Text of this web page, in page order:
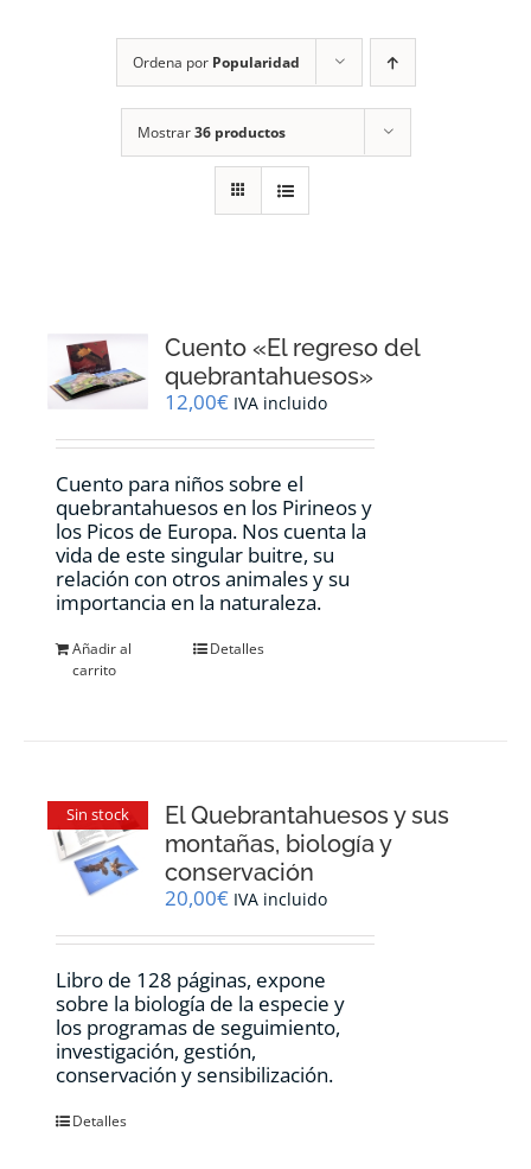
CONTACTO
Ordena por Popularidad
Mostrar36 productos
Cuento «El regreso del
quebrantahuesos»
12,00€ IVA incluido
Cuento para niños sobre el
quebrantahuesos en los Pirineos y
los Picos de Europa. Nos cuenta la
vida de este singular buitre, su
relación con otros animales y su
importancia en la naturaleza.
Añadir al
carrito
Detalles
Sin stock
El Quebrantahuesos y sus
montañas, biología y
conservación
20,00€ IVA incluido
Libro de 128 páginas, expone
sobre la biología de la especie y
los programas de seguimiento,
investigación, gestión,
conservación y sensibilización.
Detalles